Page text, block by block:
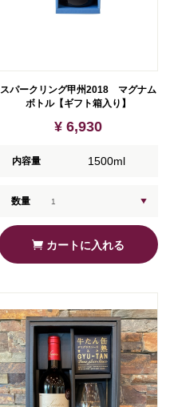
スパークリング甲州2018 マグナム
ボトル【ギフト箱入り】
¥ 6,930
内容量 1500ml
数量
カートに入れる